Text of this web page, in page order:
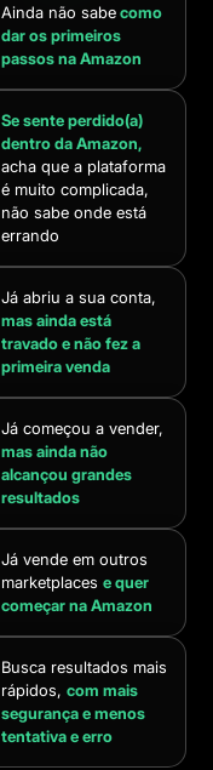
Ainda não sabecomo
dar os primeiros
passos na Amazon
Se sente perdido(a)
dentro da Amazon,
acha que a plataforma
é muito complicada,
não sabe onde está
errando
Já abriu a sua conta,
mas ainda está
travado e não fez a
primeira venda
Já começou a vender,
mas ainda não
alcançou grandes
resultados
Já vende em outros
marketplaces e quer
começar na Amazon
Busca resultados mais
rápidos, com mais
segurança e menos
tentativa e erro